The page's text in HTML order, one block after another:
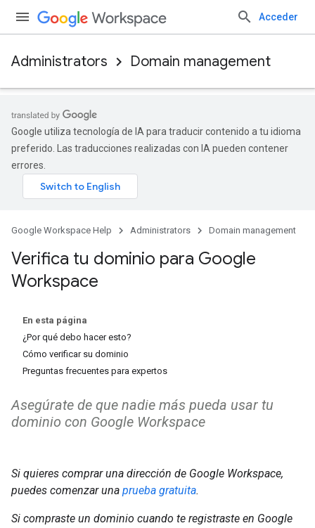
Acceder
Administrators Domain management
Google utiliza tecnología de IA para traducir contenido a tu idioma
preferido. Las traducciones realizadas con IA pueden contener
errores.
Google Workspace Help Administrators Domain management
Verifica tu dominio para Google
Workspace
En esta página
¿Por qué debo hacer esto?
Cómo verificar su dominio
Preguntas frecuentes para expertos
Asegúrate de que nadie más pueda usar tu
dominio con Google Workspace
Si quieres comprar una dirección de Google Workspace,
puedes comenzar una prueba gratuita.
Si compraste un dominio cuando te registraste en Google